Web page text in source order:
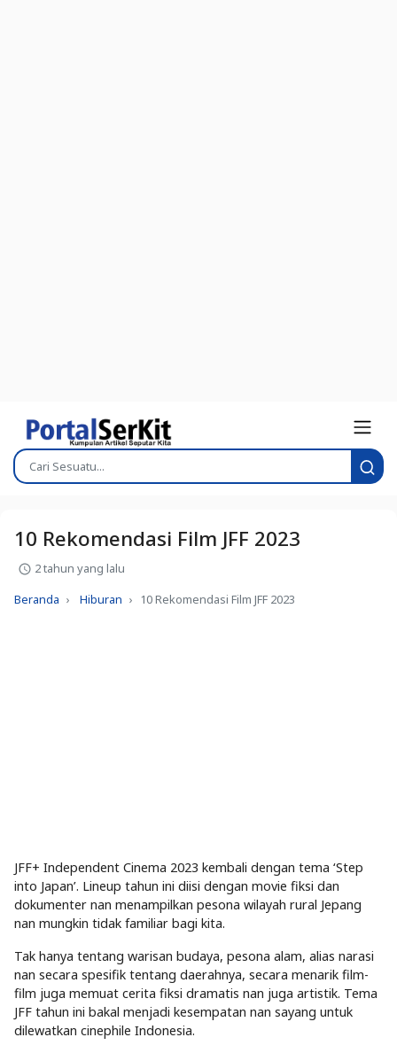
10 Rekomendasi Film JFF 2023
2 tahun yang lalu
Beranda
Hiburan 10 Rekomendasi Film JFF 2023
JFF+ Independent Cinema 2023 kembali dengan tema ‘Step
into Japan’. Lineup tahun ini diisi dengan movie fiksi dan
dokumenter nan menampilkan pesona wilayah rural Jepang
nan mungkin tidak familiar bagi kita.
Tak hanya tentang warisan budaya, pesona alam, alias narasi
nan secara spesifik tentang daerahnya, secara menarik film-
film juga memuat cerita fiksi dramatis nan juga artistik. Tema
JFF tahun ini bakal menjadi kesempatan nan sayang untuk
dilewatkan cinephile Indonesia.